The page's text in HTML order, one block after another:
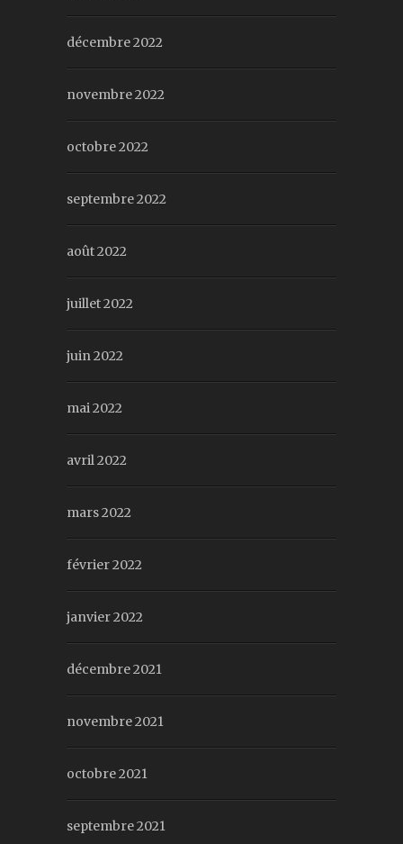
décembre 2022
novembre 2022
octobre 2022
septembre 2022
août 2022
juillet 2022
juin 2022
mai 2022
avril 2022
mars 2022
février 2022
janvier 2022
décembre 2021
novembre 2021
octobre 2021
septembre 2021